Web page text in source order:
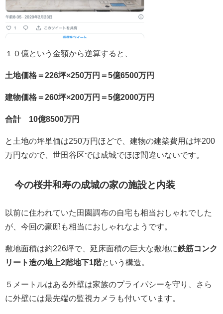
１０億という金額から逆算すると、
土地価格＝226坪×250万円＝5億6500万円
建物価格＝260坪×200万円＝5億2000万円
合計 10億8500万円
と 土地の坪単価は250万円ほどで、建物の建築費用は坪200
万円なので、世田谷区では成城でほぼ間違いないです。
今の桜井和寿の成城の家の施設と内装
以前に住われていた田園調布の自宅も相当おしゃれでした
が、今回の豪邸も相当におしゃれなようです。
敷地面積は約226坪で、延床面積の巨大な敷地に鉄筋コンク
リート造の地上2階地下1 階という構造。
５メートルはある外壁は家族のプライパシーを守り、さら
に外壁には最先端の監視カメラも付いています。